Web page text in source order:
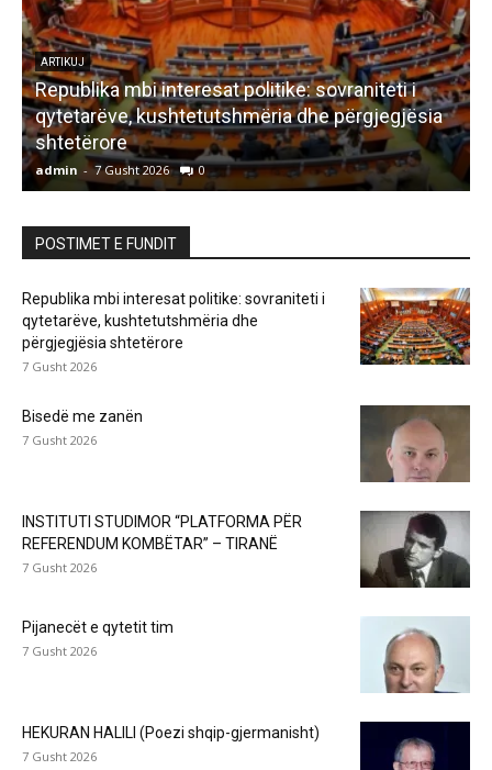
LETËRSI
Bisedë me zanën
admin - 7 Gusht 2026 0
POSTIMET E FUNDIT
Republika mbi interesat politike: sovraniteti i
qytetarëve, kushtetutshmëria dhe
përgjegjësia shtetërore
7 Gusht 2026
Bisedë me zanën
7 Gusht 2026
INSTITUTI STUDIMOR “PLATFORMA PËR
REFERENDUM KOMBËTAR” – TIRANË
7 Gusht 2026
Pijanecët e qytetit tim
7 Gusht 2026
HEKURAN HALILI (Poezi shqip-gjermanisht)
7 Gusht 2026